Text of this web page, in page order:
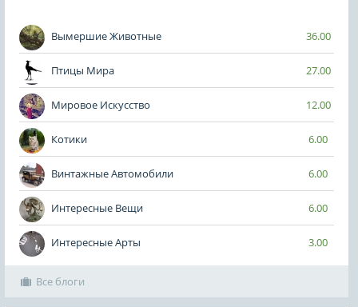
Вымершие Животные 36.00
Птицы Мира 27.00
Мировое Искусство 12.00
Котики 6.00
Винтажные Автомобили 6.00
Интересные Вещи 6.00
Интересные Арты 3.00
Все блоги